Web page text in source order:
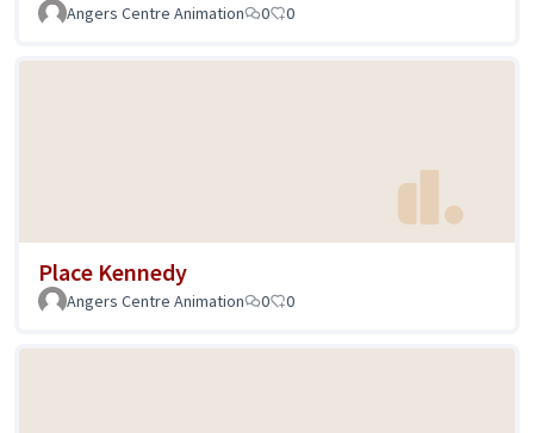
Angers Centre Animation 0 0
Place Kennedy
Angers Centre Animation 0 0